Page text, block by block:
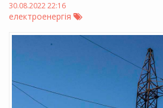
30.08.2022 22:16
електроенергія